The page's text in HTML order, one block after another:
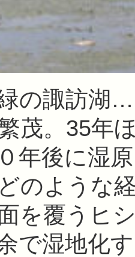
の諏訪湖…
茂。35年
年後に湿
のような
を覆うヒ
で湿地化